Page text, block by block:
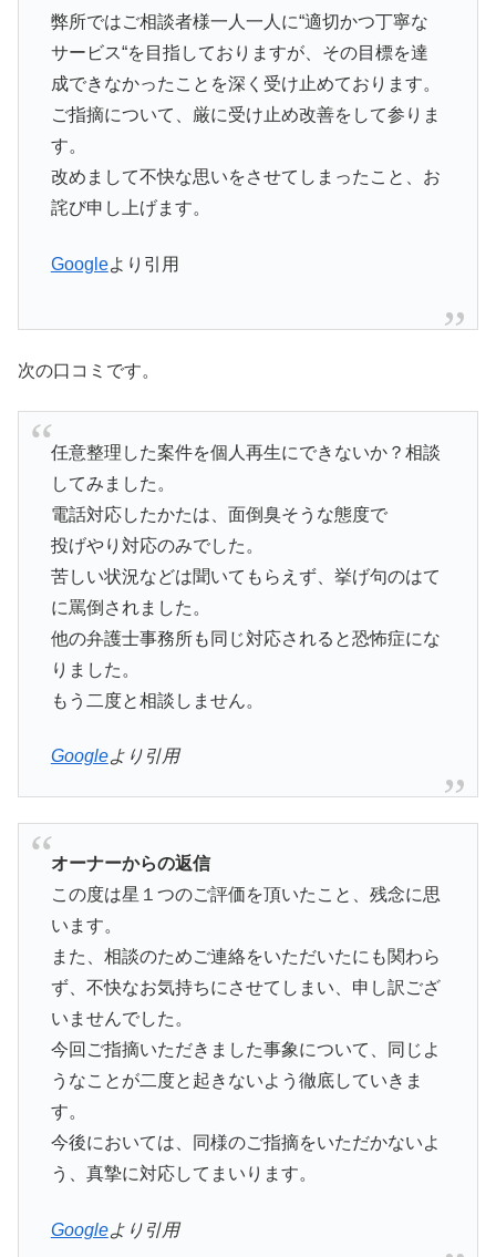
弊所ではご相談者様一人一人に“適切かつ丁寧な
サービス“を目指しておりますが、その目標を達
成できなかったことを深く受け止めております。
ご指摘について、厳に受け止め改善をして参りま
す。
改めまして不快な思いをさせてしまったこと、お
詫び申し上げます。
Googleより引用
次の口コミです。
任意整理した案件を個人再生にできないか？相談
してみました。
電話対応したかたは、面倒臭そうな態度で
投げやり対応のみでした。
苦しい状況などは聞いてもらえず、挙げ句のはて
に罵倒されました。
他の弁護士事務所も同じ対応されると恐怖症にな
りました。
もう二度と相談しません。
Googleより引用
オーナーからの返信
この度は星１つのご評価を頂いたこと、残念に思
います。
また、相談のためご連絡をいただいたにも関わら
ず、不快なお気持ちにさせてしまい、申し訳ござ
いませんでした。
今回ご指摘いただきました事象について、同じよ
うなことが二度と起きないよう徹底していきま
す。
今後においては、同様のご指摘をいただかないよ
う、真摯に対応してまいります。
Googleより引用